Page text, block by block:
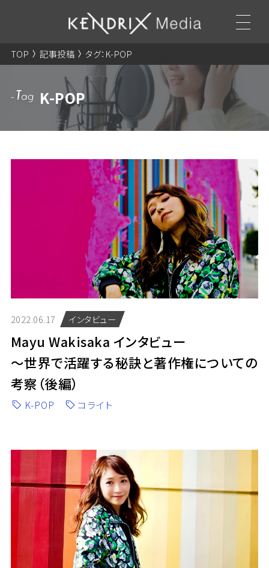
TOP 記事投稿 タグ：K-POP
K-POP
2022.06.17 インタビュー
Mayu Wakisaka インタビュー
～世界で活躍する秘訣と著作権についての
考察（後編）
K-POP コライト